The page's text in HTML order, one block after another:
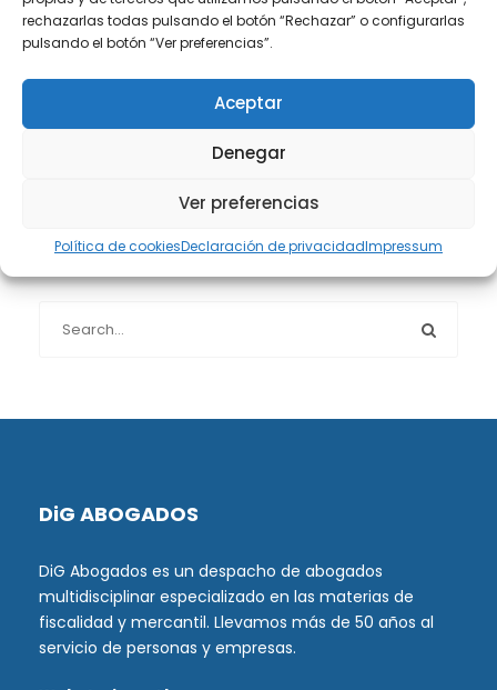
rechazarlas todas pulsando el botón “Rechazar” o configurarlas
pulsando el botón “Ver preferencias”.
Aceptar
Denegar
Ver preferencias
Política de cookiesDeclaración de privacidadImpressum
Protección de datos(40)
DiG ABOGADOS
DiG Abogados es un despacho de abogados
multidisciplinar especializado en las materias de
fiscalidad y mercantil. Llevamos más de 50 años al
servicio de personas y empresas.